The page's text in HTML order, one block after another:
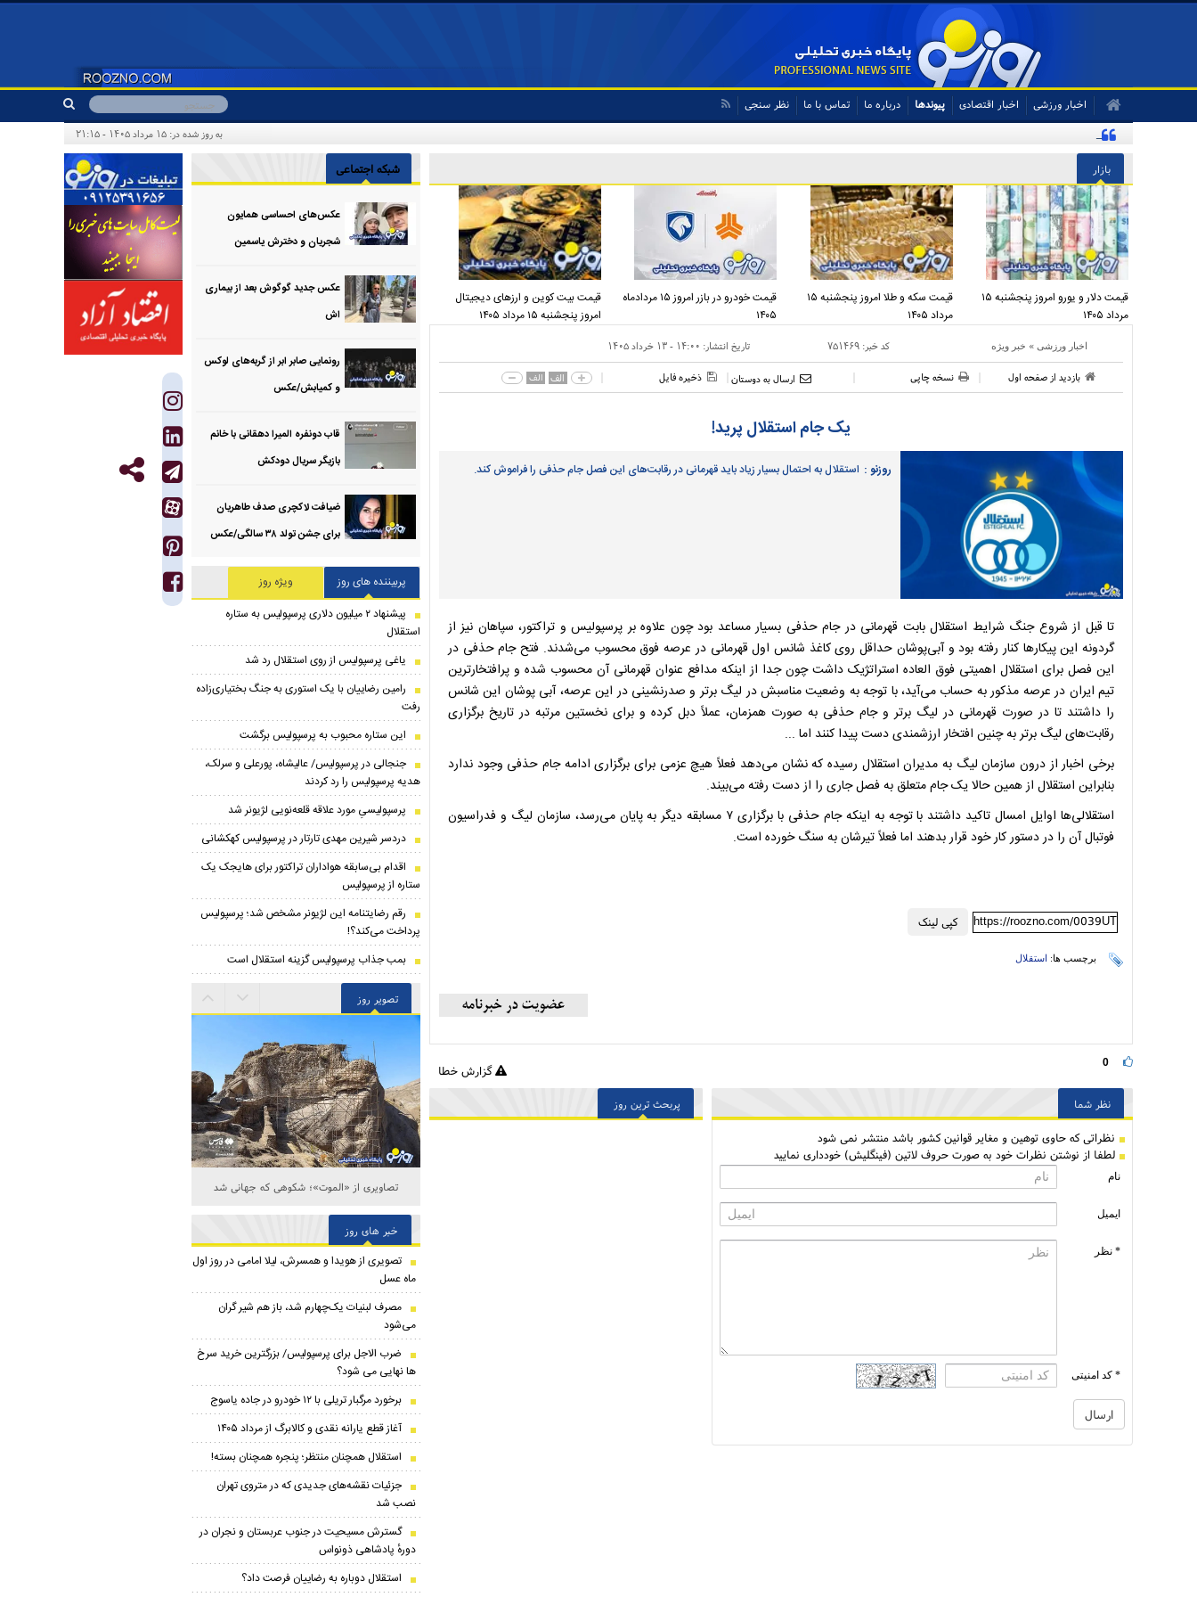
اخبار ورزشی اخبار اقتصادی پیوندها درباره ما تماس با ما نظر سنجی
به روز شده در: ۱۵ مرداد ۱۴۰۵ - ۲۱:۱۵
بازار
قیمت دلار و یورو امروز پنجشنبه ۱۵
مرداد ۱۴۰۵
قیمت سکه و طلا امروز پنجشنبه ۱۵
مرداد ۱۴۰۵
قیمت خودرو در بازر امروز ۱۵ مردادماه
۱۴۰۵
قیمت بیت کوین و ارز‌های دیجیتال
امروز پنجشنبه ۱۵ مرداد ۱۴۰۵
اخبار ورزشی » خبر ویژه کد خبر:۷۵۱۴۶۹ تاریخ انتشار: ۱۴:۰۰ - ۱۳ خرداد ۱۴۰۵
بازدید از صفحه اول نسخه چاپی ارسال به دوستان ذخیره فایل الف الف
یک جام استقلال پرید!
روزنو : استقلال به احتمال بسیار زیاد باید قهرمانی در رقابت‌های این فصل جام حذفی را فراموش کند.
تا قبل از شروع جنگ شرایط استقلال بابت قهرمانی در جام حذفی بسیار مساعد بود چون علاوه بر پرسپولیس و تراکتور، سپاهان نیز از
گردونه این پیکارها کنار رفته بود و آبی‌پوشان حداقل روی کاغذ شانس اول قهرمانی در عرصه فوق محسوب می‌شدند. فتح جام حذفی در
این فصل برای استقلال اهمیتی فوق العاده استراتژیک داشت چون جدا از اینکه مدافع عنوان قهرمانی آن محسوب شده و پرافتخارترین
تیم ایران در عرصه مذکور به حساب می‌آید، با توجه به وضعیت مناسبش در لیگ برتر و صدرنشینی در این عرصه، آبی پوشان این شانس
را داشتند تا در صورت قهرمانی در لیگ برتر و جام حذفی به صورت همزمان، عملاً دبل کرده و برای نخستین مرتبه در تاریخ برگزاری
رقابت‌های لیگ برتر به چنین افتخار ارزشمندی دست پیدا کنند اما ...
برخی اخبار از درون سازمان لیگ به مدیران استقلال رسیده که نشان می‌دهد فعلاً هیچ عزمی برای برگزاری ادامه جام حذفی وجود ندارد
بنابراین استقلال از همین حالا یک جام متعلق به فصل جاری را از دست رفته می‌بیند.
استقلالی‌ها اوایل امسال تاکید داشتند با توجه به اینکه جام حذفی با برگزاری ۷ مسابقه دیگر به پایان می‌رسد، سازمان لیگ و فدراسیون
فوتبال آن را در دستور کار خود قرار بدهند اما فعلاً تیرشان به سنگ خورده است.
کپی لینک https://roozno.com/0039UT
برچسب ها: استقلال
0 گزارش خطا
نظر شما
نظراتی كه حاوی توهین و مغایر قوانین کشور باشد منتشر نمی شود
لطفا از نوشتن نظرات خود به صورت حروف لاتین (فینگلیش) خودداری نمایید
نام
ایمیل
* نظر
* کد امنیتی
پربحث ترین روز
شبکه اجتماعی
عکس‌های احساسی همایون
شجریان و دخترش یاسمین
عکس جدید گوگوش بعد از بیماری
اش
رونمایی صابر ابر از گربه‌های لوکس
و کمیابش/عکس
قاب دونفره المیرا دهقانی با خانم
بازیگر سریال دودکش
ضیافت لاکچری صدف طاهریان
برای جشن تولد ۳۸ سالگی‌/عکس
پربیننده های روز
ویژه روز
پیشنهاد ۲ میلیون دلاری پرسپولیس به ستاره
استقلال
یاغی پرسپولیس از روی استقلال رد شد
رامین رضاییان با یک استوری به جنگ بختیاری‌زاده
رفت
این ستاره محبوب به پرسپولیس برگشت
جنجالی در پرسپولیس/ عالیشاه، پورعلی و سرلک،
هدیه پرسپولیس را رد کردند
پرسپولیسیِ مورد علاقه قلعه‌نویی لژیونر شد
دردسر شیرین مهدی تارتار در پرسپولیس کهکشانی
اقدام بی‌سابقه هواداران تراکتور برای هایجک یک
ستاره از پرسپولیس
رقم رضایتنامه این لژیونر مشخص شد؛ پرسپولیس
پرداخت می‌کند؟!
بمب جذاب پرسپولیس گزینه استقلال است
تصویر روز
تصاویری از «الموت»؛ شکوهی که جهانی شد
خبر های روز
تصویری از هویدا و همسرش، لیلا امامی در روز اول
ماه عسل
مصرف لبنیات یک‌چهارم شد، باز هم شیر گران
می‌شود
ضرب الاجل برای پرسپولیس/ بزرگترین خرید سرخ
ها نهایی می شود؟
برخورد مرگبار تریلی با ۱۲ خودرو در جاده یاسوج
آغاز قطع یارانه نقدی و کالابرگ از مرداد ۱۴۰۵
استقلال همچنان منتظر؛ پنجره همچنان بسته!
جزئیات نقشه‌های جدیدی که در متروی تهران
نصب شد
گسترش مسیحیت در جنوب عربستان و نجران در
دورهٔ پادشاهی ذونواس
استقلال دوباره به رضاییان فرصت داد؟